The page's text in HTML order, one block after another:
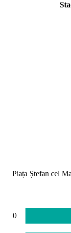
Piața Ștefan cel
0